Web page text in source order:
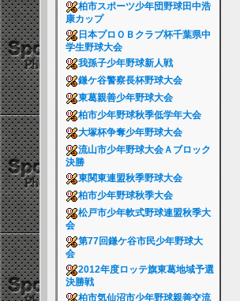
柏市スポーツ少年団野球田中浩
康カップ
日本プロＯＢクラブ杯千葉県中
学生野球大会
我孫子少年野球新人戦
鎌ケ谷警察長杯野球大会
東葛親善少年野球大会
柏市少年野球秋季低学年大会
大塚杯争奪少年野球大会
流山市少年野球大会Ａブロック
決勝
東関東連盟秋季野球大会
柏市少年野球秋季大会
松戸市少年軟式野球連盟秋季大
会
第77回鎌ケ谷市民少年野球大
会
2012年度ロッテ旗東葛地域予選
決勝戦
柏市気仙沼市少年野球親善交流